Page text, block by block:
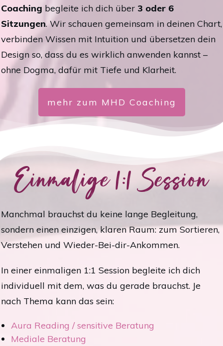
Coaching begleite ich dich über 3 oder 6
Sitzungen. Wir schauen gemeinsam in deinen Chart,
verbinden Wissen mit Intuition und übersetzen dein
Design so, dass du es wirklich anwenden kannst –
ohne Dogma, dafür mit Tiefe und Klarheit.
mehr zum MHD Coaching
Einmalige 1:1 Session
Manchmal brauchst du keine lange Begleitung,
sondern einen einzigen, klaren Raum: zum Sortieren,
Verstehen und Wieder-Bei-dir-Ankommen.
In einer einmaligen 1:1 Session begleite ich dich
individuell mit dem, was du gerade brauchst. Je
nach Thema kann das sein:
Aura Reading / sensitive Beratung
Mediale Beratung